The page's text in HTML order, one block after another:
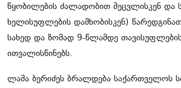
წყობილების ძალადობით შეცვლისკენ და
ხელისუფლების დამხობისკენ)
სახედ და ზომად 9-წლამდე
ითვალისწინებს.
ლაშა ბერიძეს ბრალდება საქართველოს